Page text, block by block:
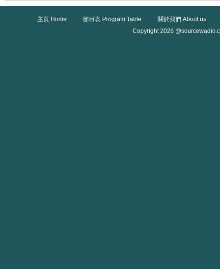
主頁 Home 節目表 Program Table
關於我們 About us
Copyright 2026